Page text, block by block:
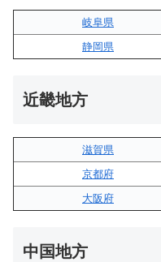
岐阜県
静岡県
近畿地方
滋賀県
京都府
大阪府
中国地方